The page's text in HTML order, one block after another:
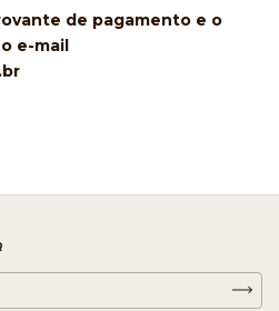
de pagamento e o
e-mail